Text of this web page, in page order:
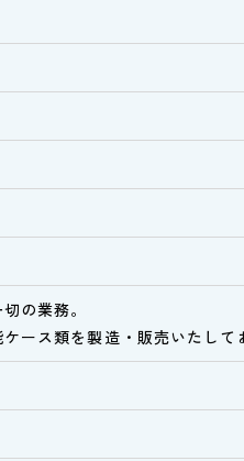
の業務。
ース類を製造・販売いたして